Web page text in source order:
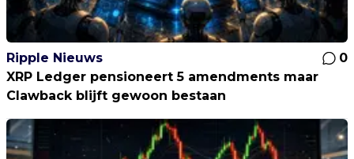
Ripple Nieuws
0
XRP Ledger pensioneert 5 amendments maar
Clawback blijft gewoon bestaan